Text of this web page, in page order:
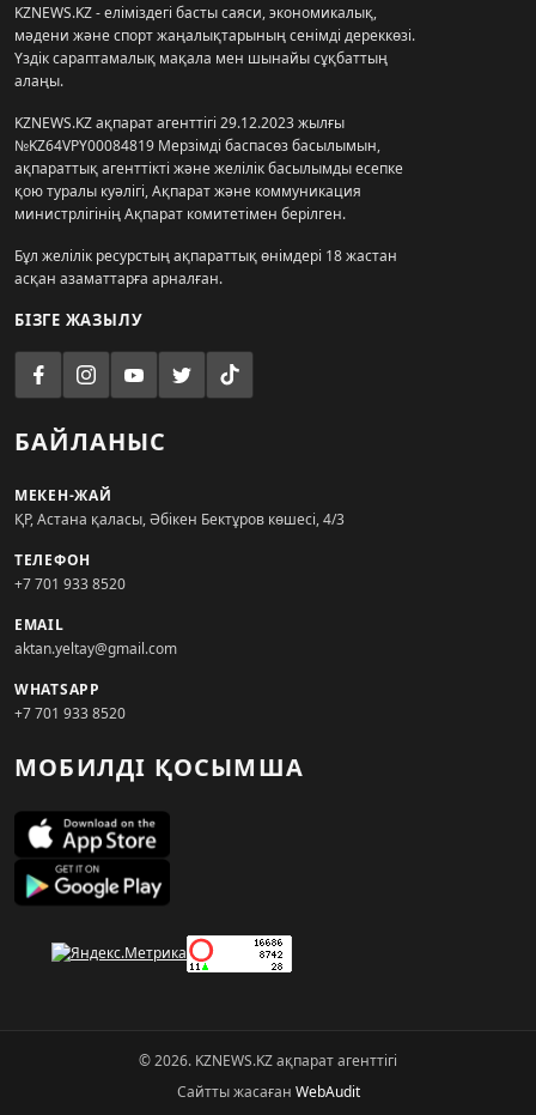
KZNEWS.KZ - еліміздегі басты саяси, экономикалық,
мәдени және спорт жаңалықтарының сенімді дереккөзі.
Үздік сараптамалық мақала мен шынайы сұқбаттың
алаңы.
KZNEWS.KZ ақпарат агенттігі 29.12.2023 жылғы
№KZ64VPY00084819 Мерзімді баспасөз басылымын,
ақпараттық агенттікті және желілік басылымды есепке
қою туралы куәлігі, Ақпарат және коммуникация
министрлігінің Ақпарат комитетімен берілген.
Бұл желілік ресурстың ақпараттық өнімдері 18 жастан
асқан азаматтарға арналған.
БІЗГЕ ЖАЗЫЛУ
БАЙЛАНЫС
МЕКЕН-ЖАЙ
ҚР, Астана қаласы, Әбікен Бектұров көшесі, 4/3
ТЕЛЕФОН
+7 701 933 8520
EMAIL
aktan.yeltay@gmail.com
WHATSAPP
+7 701 933 8520
МОБИЛДІ ҚОСЫМША
© 2026. KZNEWS.KZ ақпарат агенттігі
Сайтты жасаған WebAudit